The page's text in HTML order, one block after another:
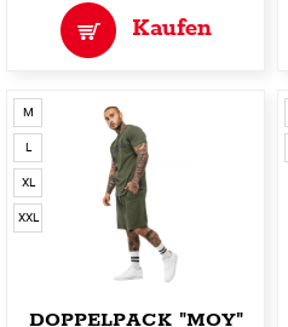
Kaufen
M
L
XL
XXL
DOPPELPACK "MOY"